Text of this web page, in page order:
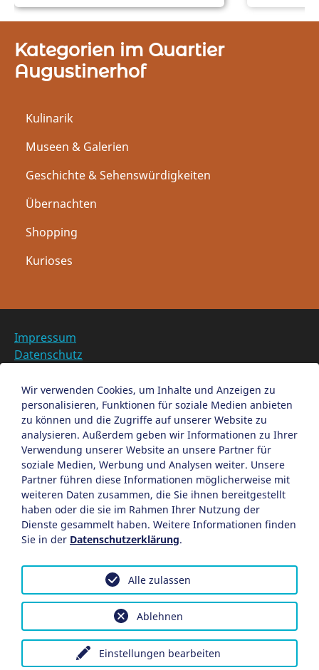
Z
u
r
L
o
Z
u
Kategorien im Quartier
Augustinerhof
Kulinarik
Museen & Galerien
Geschichte & Sehenswürdigkeiten
Übernachten
Shopping
Kurioses
Museen & Galerien
Kurioses
Impressum
Datenschutz
Datenschutzeinstellungen anpassen
EN
Ein Projekt der Congress- und Tourismus-Zentrale
Nürnberg
Facebook
X Instagram
Wir verwenden Cookies, um Inhalte und Anzeigen zu
personalisieren, Funktionen für soziale Medien anbieten
zu können und die Zugriffe auf unserer Website zu
analysieren. Außerdem geben wir Informationen zu Ihrer
Verwendung unserer Website an unsere Partner für
soziale Medien, Werbung und Analysen weiter. Unsere
Partner führen diese Informationen möglicherweise mit
weiteren Daten zusammen, die Sie ihnen bereitgestellt
haben oder die sie im Rahmen Ihrer Nutzung der
Dienste gesammelt haben. Weitere Informationen finden
Sie in der Datenschutzerklärung.
Einstellungen bearbeiten
Ablehnen
Alle zulassen